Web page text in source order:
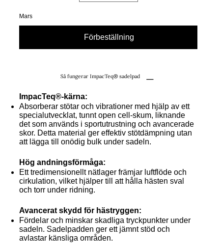
Mars
Förbeställning
Så fungerar ImpacTeq® sadelpad
ImpacTeq®-kärna:
Absorberar stötar och vibrationer med hjälp av ett
specialutvecklat, tunnt open cell-skum, liknande
det som används i sportutrustning och avancerade
skor. Detta material ger effektiv stötdämpning utan
att lägga till onödig bulk under sadeln.
Hög andningsförmåga:
Ett tredimensionellt nätlager främjar luftflöde och
cirkulation, vilket hjälper till att hålla hästen sval
och torr under ridning.
Avancerat skydd för hästryggen:
Fördelar och minskar skadliga tryckpunkter under
sadeln. Sadelpadden ger ett jämnt stöd och
avlastar känsliga områden.